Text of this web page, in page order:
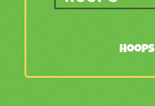
Hoops